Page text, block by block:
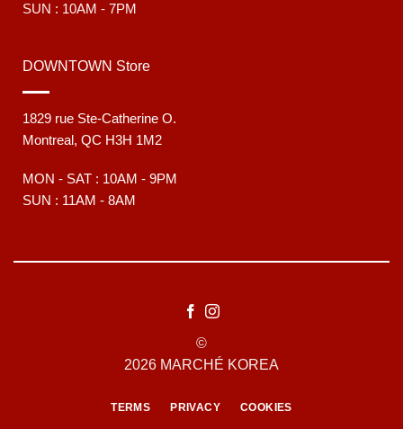
SUN : 10AM - 7PM
DOWNTOWN Store
1829 rue Ste-Catherine O.
Montreal, QC H3H 1M2
MON - SAT : 10AM - 9PM
SUN : 11AM - 8AM
©
2026 MARCHÉ KOREA
TERMS PRIVACY COOKIES